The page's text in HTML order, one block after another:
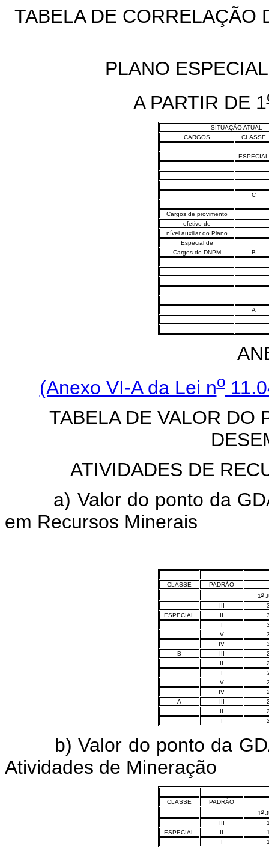
TABELA DE CORRELAÇÃO
PLANO
A PARTIR DE 1
SITUAÇÃO ATUAL
CARGOS
CLASSE
ESPECIAL
C
Cargos de provimento
efetivo de
nível auxiliar do Plano
Especial de
Cargos do DNPM
B
A
(Anexo VI-A da Lei no
TABELA DE VALOR DO
ATIVIDADES DE
a) Valor do ponto da
em Recursos Minerais
CLASSE
PADRÃO
1o
III
ESPECIAL
II
I
V
IV
B
III
II
I
V
IV
A
III
II
I
b) Valor do ponto da
Atividades de Mineração
CLASSE
PADRÃO
1o
III
ESPECIAL
II
I